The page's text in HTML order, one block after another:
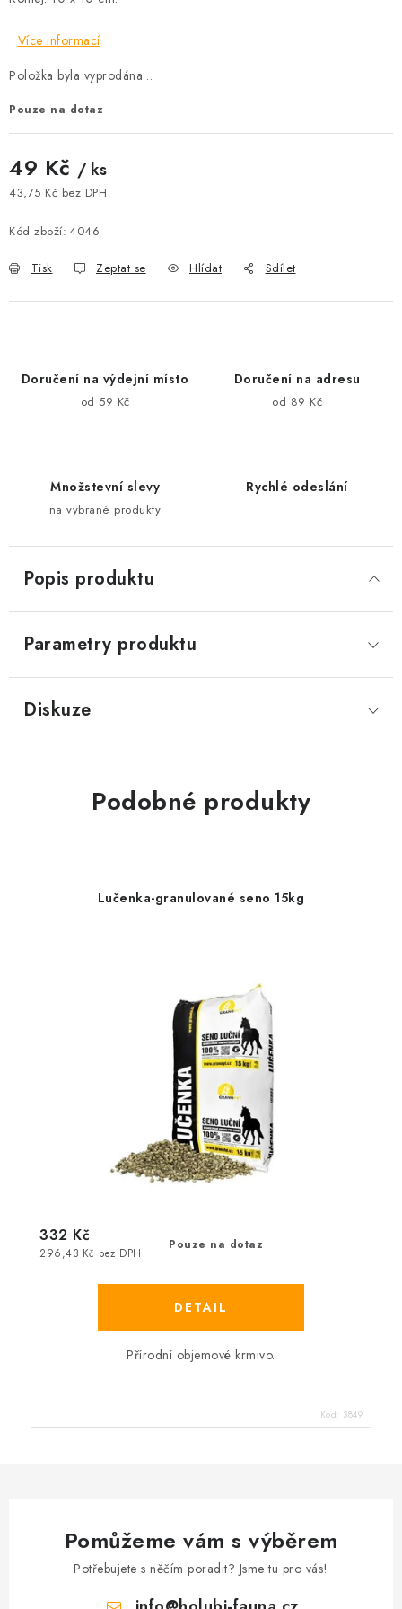
Více informací
Položka byla vyprodána…
Pouze na dotaz
49 Kč / ks
43,75 Kč bez DPH
Kód zboží: 4046
Tisk Zeptat se Hlídat Sdílet
Doručení na výdejní místo
od 59 Kč
Doručení na adresu
od 89 Kč
Množstevní slevy
na vybrané produkty
Rychlé odeslání
Popis produktu
Parametry produktu
Diskuze
Podobné produkty
Lučenka-granulované seno 15kg
Pouze na dotaz
296,43 Kč bez DPH
332 Kč
Přírodní objemové krmivo.
Kód: 3849
Pomůžeme vám s výběrem
Potřebujete s něčím poradit? Jsme tu pro vás!